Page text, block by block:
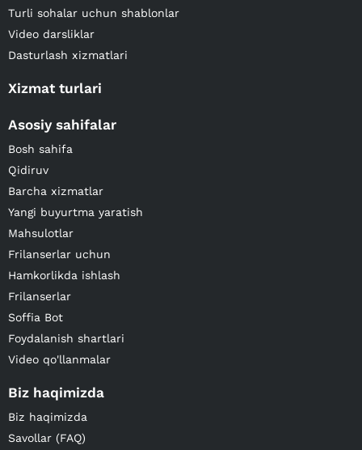
Turli sohalar uchun shablonlar
Video darsliklar
Dasturlash xizmatlari
Xizmat turlari
Asosiy sahifalar
Bosh sahifa
Qidiruv
Barcha xizmatlar
Yangi buyurtma yaratish
Mahsulotlar
Frilanserlar uchun
Hamkorlikda ishlash
Frilanserlar
Soffia Bot
Foydalanish shartlari
Video qo'llanmalar
Biz haqimizda
Biz haqimizda
Savollar (FAQ)